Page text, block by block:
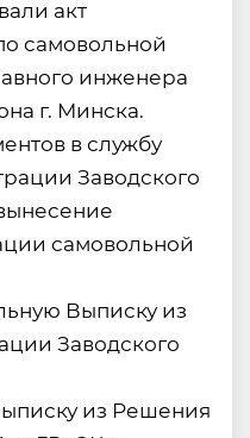
акт
самовольной
инженера
г. Минска.
в службу
Заводского
самовольной
Выписку из
Заводского
из Решения